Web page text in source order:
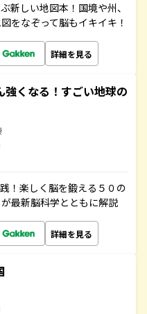
新しい地図本！国境や州、
をなぞって脳もイキイキ！
詳細を見る
強くなる！すごい地球の
！楽しく脳を鍛える５０の
最新脳科学とともに解説
詳細を見る